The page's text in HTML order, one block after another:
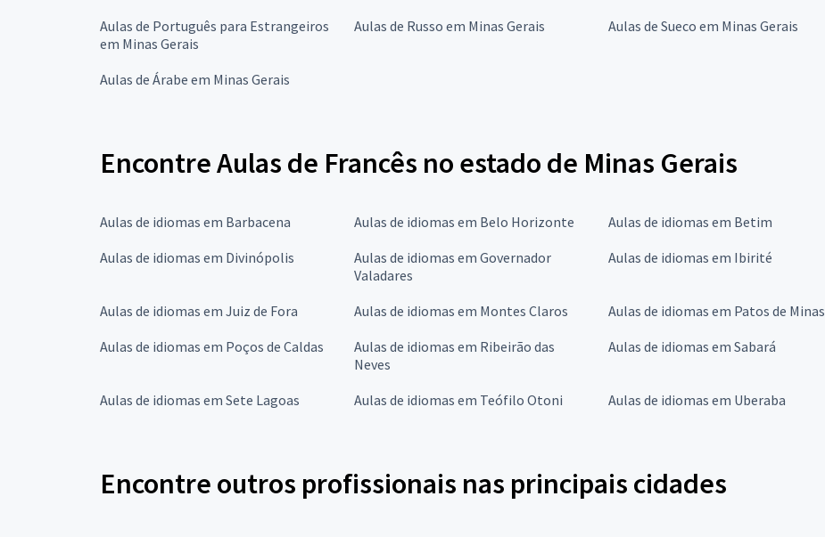
Aulas de Português para Estrangeiros
em Minas Gerais
Aulas de Russo em Minas Gerais Aulas de Sueco em Minas Gerais
Aulas de Árabe em Minas Gerais
Encontre Aulas de Francês no estado de Minas Gerais
Aulas de idiomas em Barbacena Aulas de idiomas em Belo Horizonte Aulas de idiomas em Betim
Aulas de idiomas em Divinópolis
Aulas de idiomas em Governador
Valadares
Aulas de idiomas em Ibirité
Aulas de idiomas em Juiz de Fora Aulas de idiomas em Montes Claros Aulas de idiomas em Patos de Minas
Aulas de idiomas em Poços de Caldas
Aulas de idiomas em Ribeirão das
Neves
Aulas de idiomas em Sabará
Aulas de idiomas em Sete Lagoas Aulas de idiomas em Teófilo Otoni Aulas de idiomas em Uberaba
Encontre outros profissionais nas principais cidades